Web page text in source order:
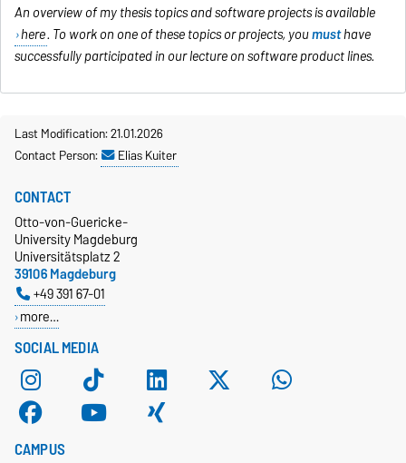
An overview of my thesis topics and software projects is available
here. To work on one of these topics or projects, youmusthave
successfully participated in our lecture on software product lines.
Last Modification: 21.01.2026
Contact Person:
Elias Kuiter
SOCIAL MEDIA
CONTACT
Otto-von-Guericke-
University Magdeburg
Universitätsplatz 2
39106 Magdeburg
+49 391 67-01
more…
CAMPUS